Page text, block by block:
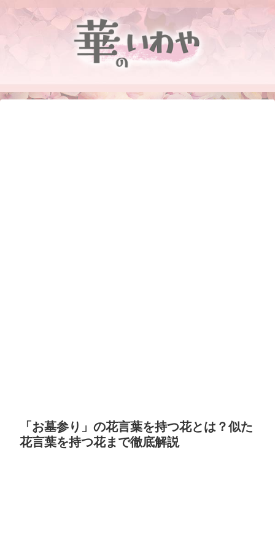
「お墓参り」の花言葉を持つ花とは？似た
花言葉を持つ花まで徹底解説